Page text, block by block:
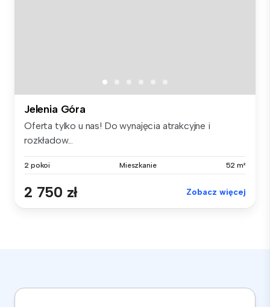
Jelenia Góra
Oferta tylko u nas! Do wynajęcia atrakcyjne i
rozkładow...
2 pokoi Mieszkanie 52 m²
2 750 zł Zobacz więcej